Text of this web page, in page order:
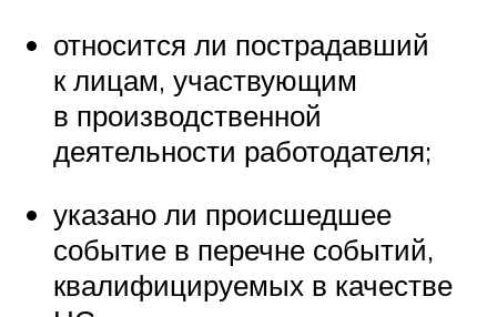
относится ли пострадавший
к лицам, участвующим
в производственной
деятельности работодателя;
указано ли происшедшее
событие в перечне событий,
квалифицируемых в качестве